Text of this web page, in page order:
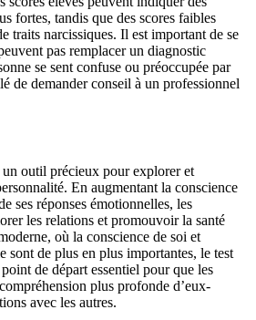
fortes, tandis que des scores faibles
traits narcissiques. Il est important de se
pas remplacer un diagnostic
se sent confuse ou préoccupée par
de demander conseil à un professionnel
un outil précieux pour explorer et
En augmentant la conscience
ses réponses émotionnelles, les
les relations et promouvoir la santé
où la conscience de soi et
sont de plus en plus importantes, le test
de départ essentiel pour que les
plus profonde d’eux-
avec les autres.